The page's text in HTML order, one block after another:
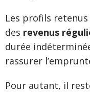
Les profils
des revenus
durée
rassurer
Pour autant, il